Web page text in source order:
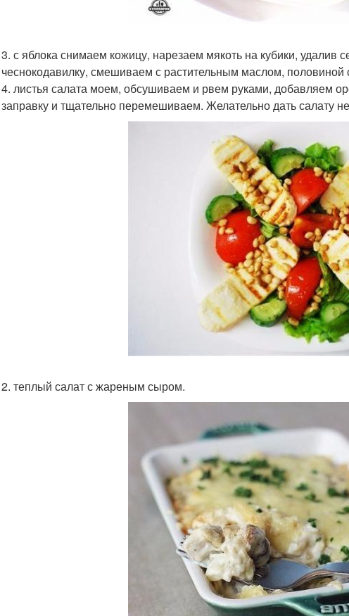
3. с яблока снимаем кожицу, нарезаем мякоть на кубики, удалив
чеснокодавилку, смешиваем с растительным маслом,
4. листья салата моем, обсушиваем и рвем руками, добавляем
заправку и тщательно перемешиваем. Желательно дать салату
2. теплый салат с жареным сыром.